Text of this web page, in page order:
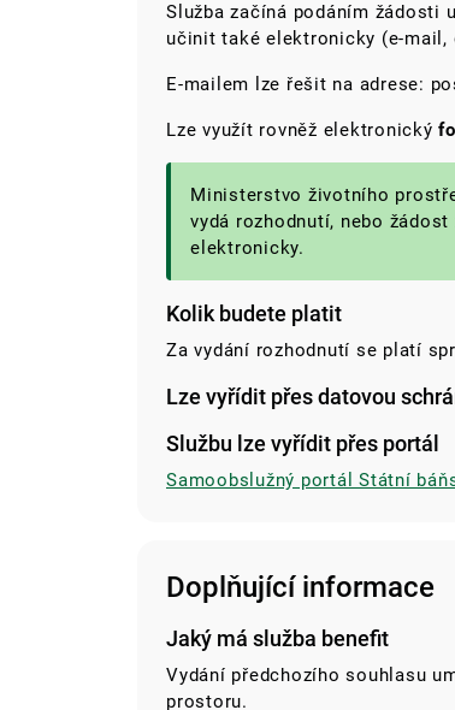
Služba začíná podáním žádosti u
učinit také elektronicky (e-mail,
E-mailem lze řešit na adrese:
Lze využít rovněž elektronický
Ministerstvo životního
vydá rozhodnutí, nebo
elektronicky.
Kolik budete platit
Za vydání rozhodnutí se platí
Lze vyřídit přes datovou
Službu lze vyřídit přes portál
Samoobslužný portál Státní
Doplňující informace
Jaký má služba benefit
Vydání předchozího souhlasu
prostoru.